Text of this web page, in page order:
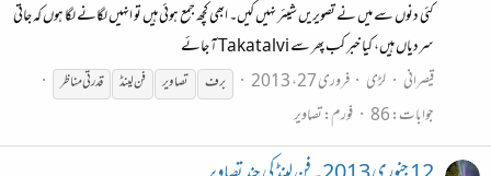
کئی دنوں سے میں نے تصویریں شیئر نہیں کیں۔ ابھی کچھ جمع ہوئی ہیں تو انہیں لگانے لگا ہوں کہ جاتی
سردیاں ہیں، کیا خبر کب پھر سے Takatalvi آ جائے
قیصرانی لڑی فروری 27، 2013 برف تصاویر فنلینڈ قدرتی مناظر
جوابات: 86 فورم:تصاویر